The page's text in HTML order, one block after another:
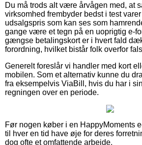
Du må trods alt være årvågen med, at
virksomhed frembyder bedst i test
udsalgspris som kan ses som
gange være et tegn på en uoprigtig e-
gængse betalingskort er i hvert fald
forordning, hvilket bistår folk overfor
Generelt foreslår vi handler med kort
mobilen. Som et alternativ kunne du
fra eksempelvis ViaBill, hvis du har i
regningen over en periode.
Før nogen køber i en HappyMoments
til hver en tid have øje for deres
dog ofte et omfattende arbejde.